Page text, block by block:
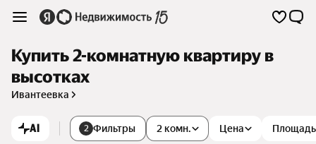
Купить 2-комнатную квартиру в
высотках
Ивантеевка
AI 2 Фильтры 2 комн. Цена Площадь